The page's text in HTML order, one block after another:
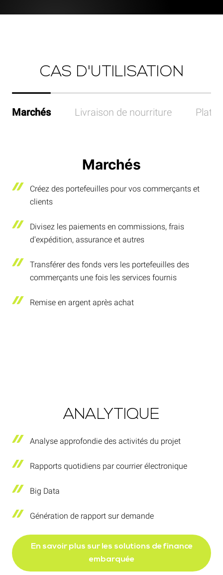
CAS D'UTILISATION
Marchés Livraison de nourriture
Marchés
Créez des portefeuilles pour vos commerçants et
clients
Divisez les paiements en commissions, frais
d'expédition, assurance et autres
Transférer des fonds vers les portefeuilles des
commerçants une fois les services fournis
Remise en argent après achat
ANALYTIQUE
Analyse approfondie des activités du projet
Rapports quotidiens par courrier électronique
Big Data
Génération de rapport sur demande
En savoir plus sur les solutions de finance
embarquée